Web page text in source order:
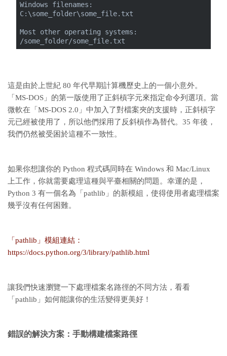
Windows filenames:
C:\some_folder\some_file.txt
Most other operating systems:
/some_folder/some_file.txt
這是由於上世紀 80 年代早期計算機歷史上的一個小意外。
「MS-DOS」的第一版使用了正斜槓字元來指定命令列選項。當
微軟在「MS-DOS 2.0」中加入了對檔案夾的支援時，正斜槓字
元已經被使用了，所以他們採用了反斜槓作為替代。35 年後，
我們仍然被受困於這種不一致性。
如果你想讓你的 Python 程式碼同時在 Windows 和 Mac/Linux
上工作，你就需要處理這種與平臺相關的問題。幸運的是，
Python 3 有一個名為「pathlib」的新模組，使得使用者處理檔案
幾乎沒有任何困難。
「pathlib」模組連結：
https://docs.python.org/3/library/pathlib.html
讓我們快速瀏覽一下處理檔案名路徑的不同方法，看看
「pathlib」如何能讓你的生活變得更美好！
錯誤的解決方案： 手動構建檔案路徑